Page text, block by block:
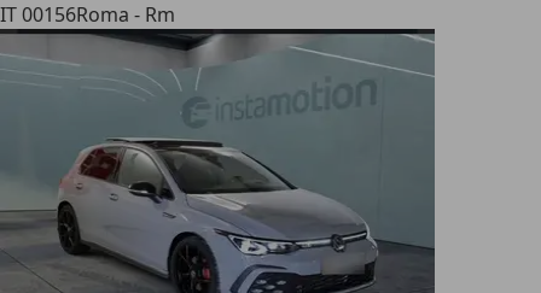
IT 00156Roma - Rm